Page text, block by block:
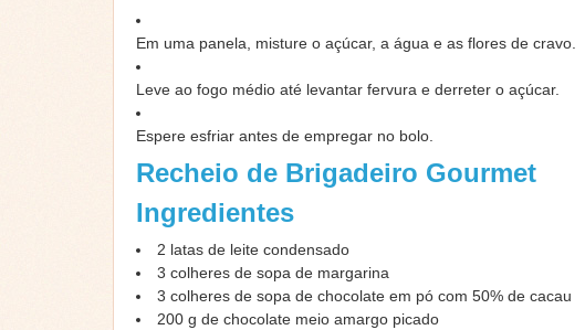
Em uma panela, misture o açúcar, a água e as flores de cravo.
Leve ao fogo médio até levantar fervura e derreter o açúcar.
Espere esfriar antes de empregar no bolo.
Recheio de Brigadeiro Gourmet
Ingredientes
2 latas de leite condensado
3 colheres de sopa de margarina
3 colheres de sopa de chocolate em pó com 50% de cacau
200 g de chocolate meio amargo picado